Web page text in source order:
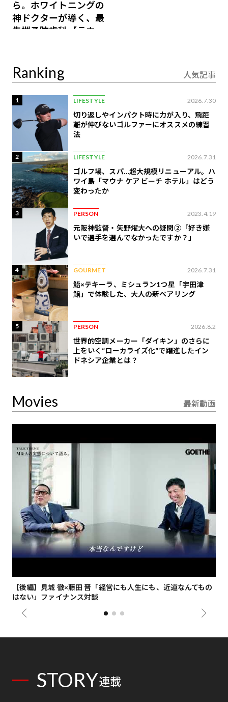
ら。ホワイトニングの
神ドクターが導く、最
先端予防歯科【ラウン
Ranking 人気記事
1 LIFESTYLE 2026.7.30
切り返しやインパクト時に力が入り、飛距
離が伸びないゴルファーにオススメの練習
法
2 LIFESTYLE 2026.7.31
ゴルフ場、スパ…超大規模リニューアル。ハ
ワイ島「マウナ ケア ビーチ ホテル」はどう
変わったか
3 PERSON 2023.4.19
元阪神監督・矢野燿大への疑問②「好き嫌
いで選手を選んでなかったですか？」
4 GOURMET 2026.7.31
鮨×テキーラ、ミシュラン1つ星「宇田津
鮨」で体験した、大人の新ペアリング
5 PERSON 2026.8.2
世界的空調メーカー「ダイキン」のさらに
上をいく“ローカライズ化”で躍進したイン
ドネシア企業とは？
Movies 最新動画
【後編】見城 徹×藤田 晋「経営にも人生にも、近道なんてもの
はない」ファイナンス対談
STORY連載